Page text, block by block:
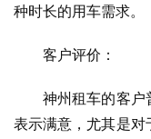
种时长的用车需求。
客户评价：
神州租车的客户
表示满意，尤其是对